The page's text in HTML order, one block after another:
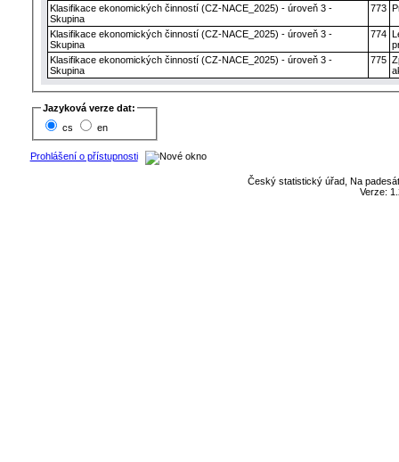
Klasifikace ekonomických činností (CZ-NACE_2025) - úroveň 3 -
Skupina
773
Klasifikace ekonomických činností (CZ-NACE_2025) - úroveň 3 -
Skupina
774
Klasifikace ekonomických činností (CZ-NACE_2025) - úroveň 3 -
Skupina
775
Jazyková verze dat:
cs
en
Prohlášení o přístupnosti
Český statistický úřad, Na
Verze: